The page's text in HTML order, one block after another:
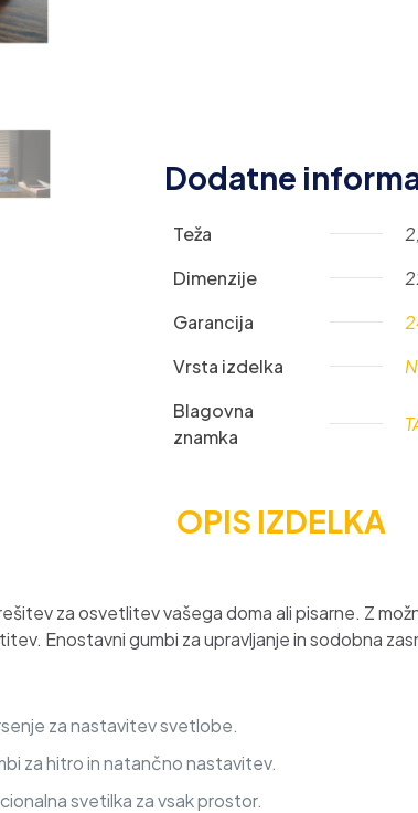
Dodatne
Teža
Dimenzije
Garancija
Vrsta izdelka
Blagovna
znamka
OPIS IZDELKA
za osvetlitev vašega doma ali pisarne. Z
Enostavni gumbi za upravljanje in sodobna
za nastavitev svetlobe.
za hitro in natančno nastavitev.
svetilka za vsak prostor.